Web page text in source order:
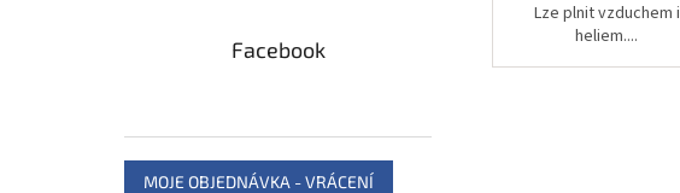
Facebook
MOJE OBJEDNÁVKA - VRÁCENÍ
Lze plnit vzduchem i
heliem....